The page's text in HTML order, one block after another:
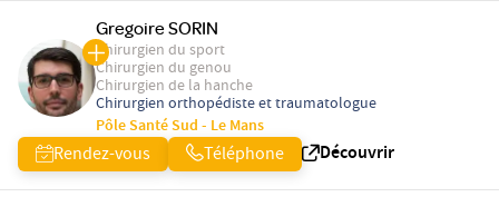
Gregoire SORIN
Chirurgien du sport
Chirurgien du genou
Chirurgien de la hanche
Chirurgien orthopédiste et traumatologue
Pôle Santé Sud - Le Mans
Rendez-vous Téléphone Découvrir